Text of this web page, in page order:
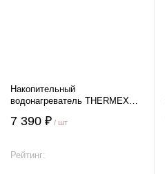
Накопительный
водонагреватель THERMEX
7 390 ₽ / шт
Рейтинг: